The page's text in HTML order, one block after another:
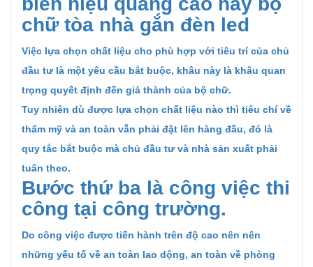
chữ tòa nhà gắn đèn led
Việc lựa chọn chất liệu cho phù hợp với tiêu trí của chủ
đầu tư là một yêu cầu bắt buộc, khâu này là khâu quan
trọng quyết định đến giá thành của bộ chữ.
Tuy nhiên dù được lựa chọn chất liệu nào thì tiêu chí về
thẩm mỹ và an toàn vẫn phải đặt lên hàng đầu, đó là
quy tắc bắt buộc mà chủ đầu tư và nhà sản xuất phải
tuân theo.
Bước thứ ba là công việc thi
công tại công trường.
Do công việc được tiến hành trên độ cao nên nên
những yếu tố về an toàn lao dộng, an toàn về phòng